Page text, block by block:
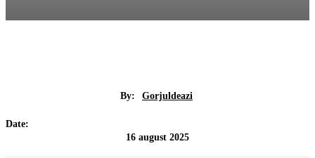
By: Gorjuldeazi
Date:
16 august 2025